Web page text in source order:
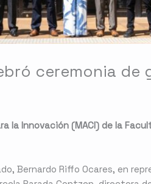
ceremonia de
la Innovación (MACI) de la
Bernardo Riffo Ocares, en